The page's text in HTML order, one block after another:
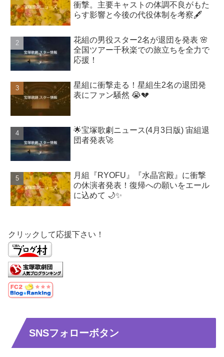
衝撃。主要キャストの体調不良がもた
らす影響と今後の代役体制を考察🖋️
花組の男役スター2名が退団を発表 🌸
全国ツアー千秋楽での旅立ちを全力で
応援！
星組に衝撃走る！星組生2名の退団発
表にファン騒然 😭💔
🌟宝塚歌劇ニュース(4月3日版) 宙組退
団者発表🚀
月組『RYOFU』『水晶宮殿』に衝撃
の休演者発表！復帰への願いをエール
に込めて 🌙✨
クリックして応援下さい！
SNSフォローボタン